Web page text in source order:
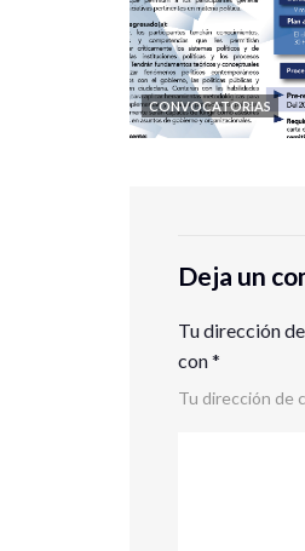
CONVOCATORIAS
Deja un
Tu dirección
con*
Tu dirección de